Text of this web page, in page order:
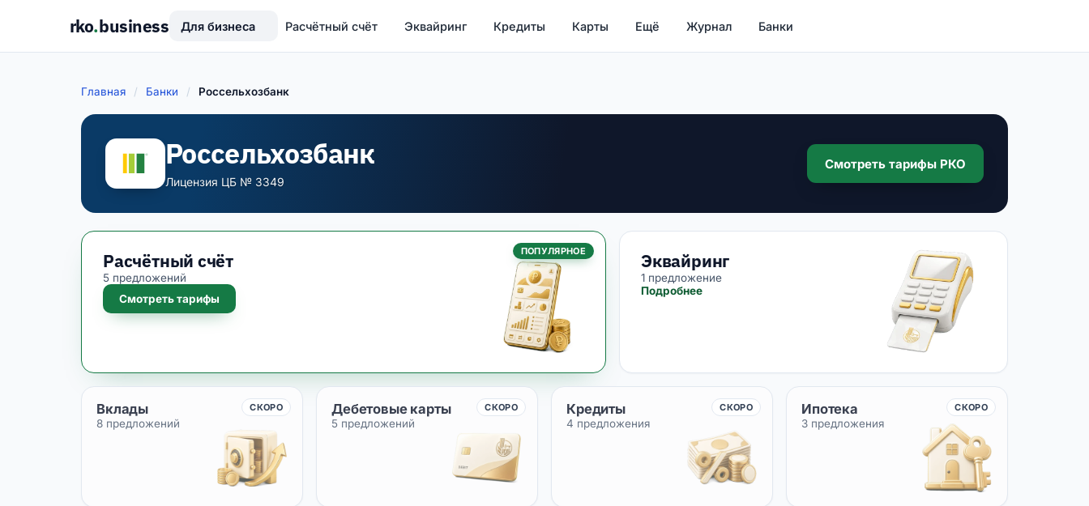
rko.business Для бизнеса Расчётный счёт Эквайринг Кредиты Карты Ещё Журнал Банки
Главная / Банки / Россельхозбанк
Россельхозбанк
Лицензия ЦБ № 3349
Смотреть тарифы РКО
Расчётный счёт
5 предложений
Смотреть тарифы
ПОПУЛЯРНОЕ Эквайринг
1 предложение
Подробнее
Вклады
8 предложений
СКОРО Дебетовые карты
5 предложений
СКОРО Кредиты
4 предложения
СКОРО Ипотека
3 предложения
СКОРО